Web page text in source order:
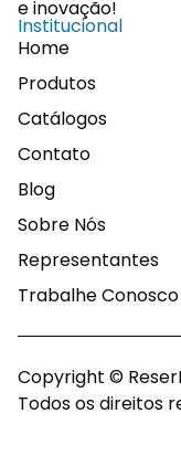
e inovação!
Institucional
Home
Produtos
Catálogos
Contato
Blog
Sobre Nós
Representantes
Trabalhe Conosco
Copyright ©
Todos os direitos